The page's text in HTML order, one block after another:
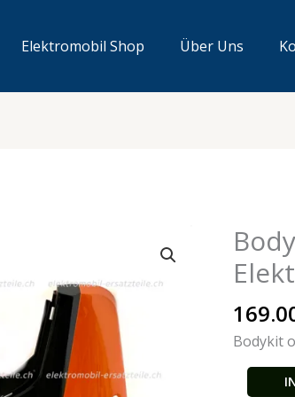
Elektromobil Shop Über Uns
Bodykit
Bodykit
orange
schwarz
Menge